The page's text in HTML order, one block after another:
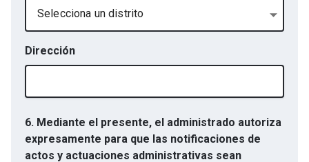
Selecciona un distrito
Dirección
6. Mediante el presente, el administrado autoriza
expresamente para que las notificaciones de
actos y actuaciones administrativas sean